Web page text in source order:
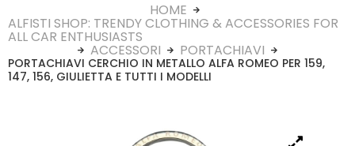
HOME
ALFISTI SHOP: TRENDY CLOTHING & ACCESSORIES FOR
ALL CAR ENTHUSIASTS
ACCESSORI PORTACHIAVI
PORTACHIAVI CERCHIO IN METALLO ALFA ROMEO PER 159,
147, 156, GIULIETTA E TUTTI I MODELLI